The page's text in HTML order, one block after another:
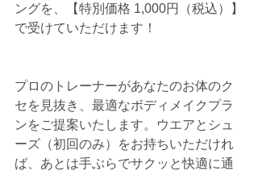
ングを、【特別価格 1,000円（税込）】
で受けていただけます！
プロのトレーナーがあなたのお体のク
セを見抜き、最適なボディメイクプラ
ンをご提案いたします。ウエアとシュ
ーズ（初回のみ）をお持ちいただけれ
ば、あとは手ぶらでサクッと快適に通